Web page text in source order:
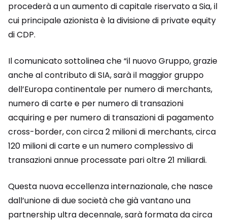
procederà a un aumento di capitale riservato a Sia, il
cui principale azionista è la divisione di private equity
di CDP.
Il comunicato sottolinea che “il nuovo Gruppo, grazie
anche al contributo di SIA, sarà il maggior gruppo
dell’Europa continentale per numero di merchants,
numero di carte e per numero di transazioni
acquiring e per numero di transazioni di pagamento
cross-border, con circa 2 milioni di merchants, circa
120 milioni di carte e un numero complessivo di
transazioni annue processate pari oltre 21 miliardi.
Questa nuova eccellenza internazionale, che nasce
dall’unione di due società che già vantano una
partnership ultra decennale, sarà formata da circa